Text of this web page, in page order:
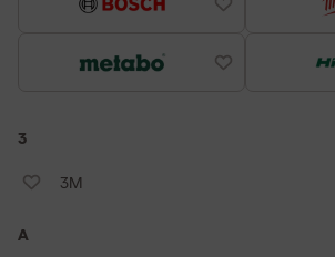
3
3M
A